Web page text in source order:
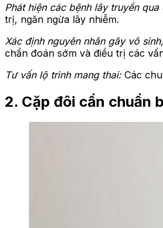
Phát hiện các bệnh lây truyền
trị, ngăn ngừa lây nhiễm.
Xác định nguyên nhân gây vô
chẩn đoán sớm và điều trị các
Tư vấn lộ trình mang thai:Các
2. Cặp đôi cần chuẩn